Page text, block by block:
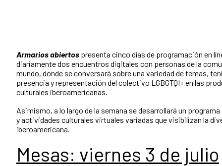
Armarios abiertos presenta cinco días de programación en
diariamente dos encuentros digitales con personas de la
mundo, donde se conversará sobre una variedad de temas,
presencia y representación del colectivo LGBGTQI+ en las
culturales iberoamericanas.
Asimismo, a lo largo de la semana se desarrollará un
y actividades culturales virtuales variadas que visibilizan la
iberoamericana.
Mesas: viernes 3 de julio